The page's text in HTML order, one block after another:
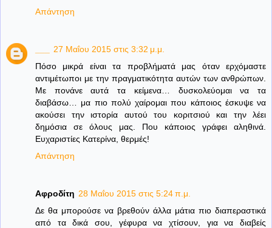
Απάντηση
27 Μαΐου 2015 στις 3:32 μ.μ.
Πόσο μικρά είναι τα προβλήματά μας όταν ερχόμαστε
αντιμέτωποι με την πραγματικότητα αυτών των ανθρώπων.
Με πονάνε αυτά τα κείμενα… δυσκολεύομαι να τα
διαβάσω… μα πιο πολύ χαίρομαι που κάποιος έσκυψε να
ακούσει την ιστορία αυτού του κοριτσιού και την λέει
δημόσια σε όλους μας. Που κάποιος γράφει αληθινά.
Ευχαριστίες Κατερίνα, θερμές!
Απάντηση
Αφροδίτη 28 Μαΐου 2015 στις 5:24 π.μ.
Δε θα μπορούσε να βρεθούν άλλα μάτια πιο διαπεραστικά
από τα δικά σου, γέφυρα να χτίσουν, για να διαβείς